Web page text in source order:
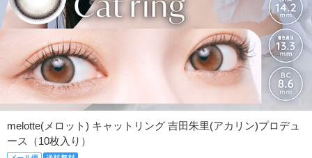
melotte(メロット) キャットリング 吉田朱里(アカリン)プロデュ
ース（10枚入り）